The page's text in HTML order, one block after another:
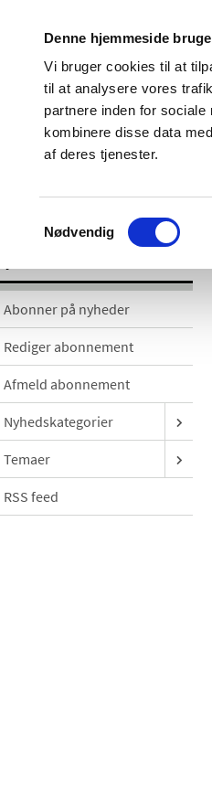
Denne hjemmeside
Vi bruger cookies til at
til at analysere vores
partnere inden for
kombinere disse data
af deres tjenester.
Samtykkevalg
Nødvendig
Godkendelse og
Abonner på nyheder
Rediger abonnement
Afmeld abonnement
Nyhedskategorier
Temaer
RSS feed